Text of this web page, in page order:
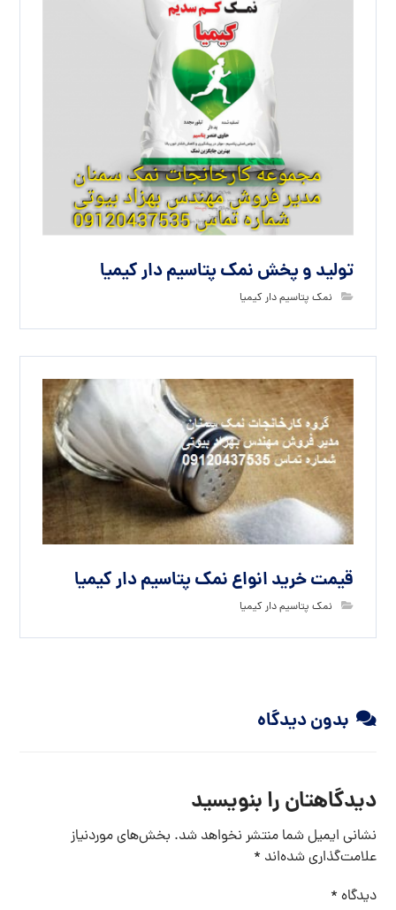
تولید و پخش نمک پتاسیم دار کیمیا
نمک پتاسیم دار کیمیا
قیمت خرید انواع نمک پتاسیم دار کیمیا
نمک پتاسیم دار کیمیا
بدون دیدگاه
دیدگاهتان را بنویسید
نشانی ایمیل شما منتشر نخواهد شد. بخش‌های موردنیاز
علامت‌گذاری شده‌اند *
دیدگاه *